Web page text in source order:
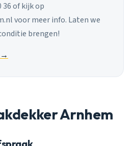
36 of kijk op
voor meer info. Laten we
brengen!
→
Arnhem